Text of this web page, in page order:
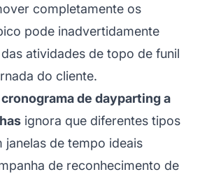
completamente os
pode inadvertidamente
atividades de topo de funil
do cliente.
de dayparting a
ignora que diferentes tipos
janelas de tempo ideais
de reconhecimento de